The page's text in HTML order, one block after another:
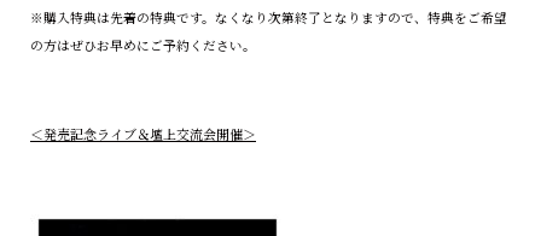
※購入特典は先着の特典です。なくなり次第終了となりますので、特典をご希望
の方はぜひお早めにご予約ください。
＜発売記念ライブ＆壇上交流会開催＞